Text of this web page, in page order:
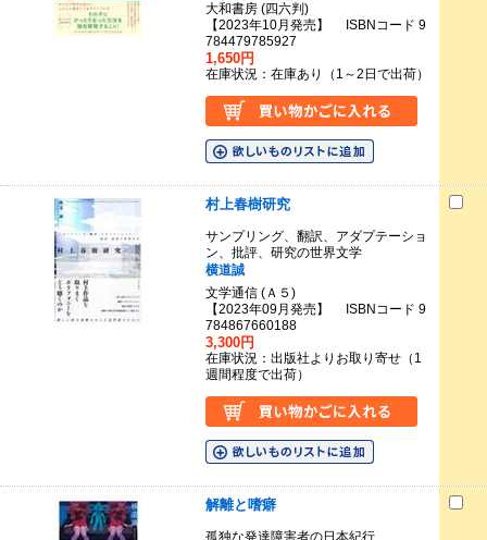
大和書房 (四六判)
【2023年10月発売】 ISBNコード 9
784479785927
1,650円
在庫状況：在庫あり（1～2日で出荷）
村上春樹研究
サンプリング、翻訳、アダプテーショ
ン、批評、研究の世界文学
横道誠
文学通信 (Ａ５)
【2023年09月発売】 ISBNコード 9
784867660188
3,300円
在庫状況：出版社よりお取り寄せ（1
週間程度で出荷）
解離と嗜癖
孤独な発達障害者の日本紀行